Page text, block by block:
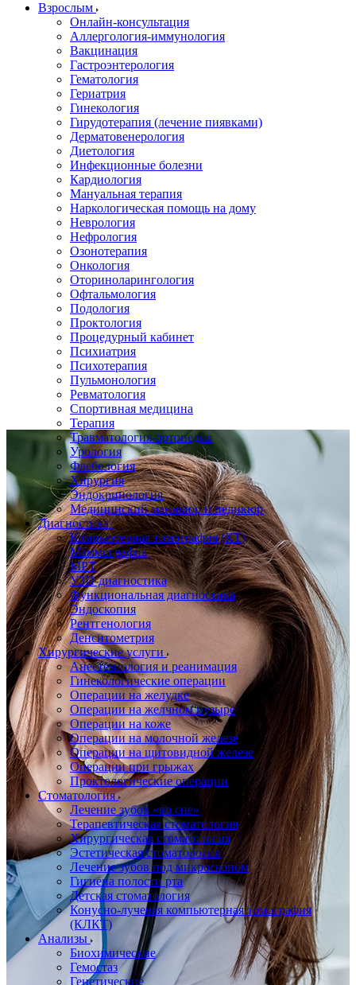
Взрослым
Онлайн-консультация
Аллергология-иммунология
Вакцинация
Гастроэнтерология
Гематология
Гериатрия
Гинекология
Гирудотерапия (лечение пиявками)
Дерматовенерология
Диетология
Инфекционные болезни
Кардиология
Мануальная терапия
Наркологическая помощь на дому
Неврология
Нефрология
Озонотерапия
Онкология
Оториноларингология
Офтальмология
Подология
Проктология
Процедурный кабинет
Психиатрия
Психотерапия
Пульмонология
Ревматология
Спортивная медицина
Терапия
Травматология-ортопедия
Урология
Флебология
Хирургия
Эндокринология
Медицинский маникюр и педикюр
Диагностика
Компьютерная томография (КТ)
Маммография
МРТ
УЗИ-диагностика
Функциональная диагностика
Эндоскопия
Рентгенология
Денситометрия
Хирургические услуги
Анестезиология и реанимация
Гинекологические операции
Операции на желудке
Операции на желчном пузыре
Операции на коже
Операции на молочной железе
Операции на щитовидной железе
Операции при грыжах
Проктологические операции
Стоматология
Лечение зубов «во сне»
Терапевтическая стоматология
Хирургическая стоматология
Эстетическая стоматология
Лечение зубов под микроскопом
Гигиена полости рта
Детская стоматология
Конусно-лучевая компьютерная томография
(КЛКТ)
Анализы
Биохимические
Гемостаз
Генетические